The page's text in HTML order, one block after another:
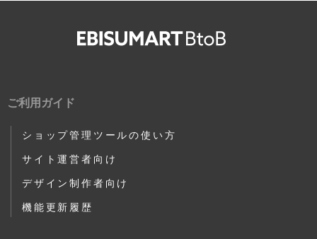
ご利用ガイド
ショップ管理ツールの使い方
サイト運営者向け
デザイン制作者向け
機能更新履歴